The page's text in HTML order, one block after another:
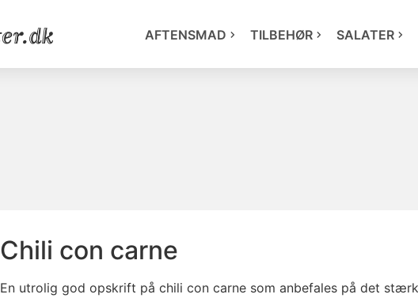
AFTENSMAD TILBEHØR SALATER
Chili con carne
En utrolig god opskrift på chili con carne som anbefales på det